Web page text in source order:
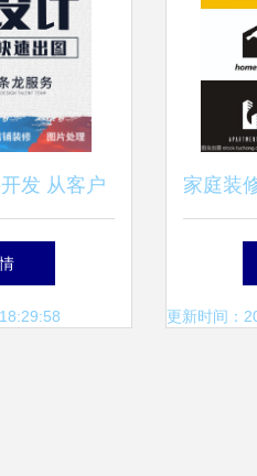
发 从客户
的艺术
家庭装
水暖器
更新时间：